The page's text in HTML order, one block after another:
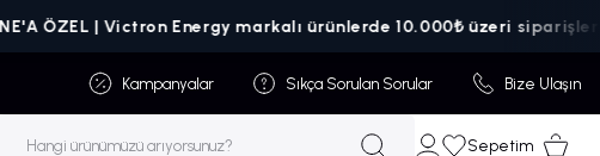
Kampanyalar Sıkça Sorulan Sorular Bize Ulaşın
Sepetim
ÖZEL | Victron Energy markalı ürünlerde 10.000₺ üzeri siparişlerde